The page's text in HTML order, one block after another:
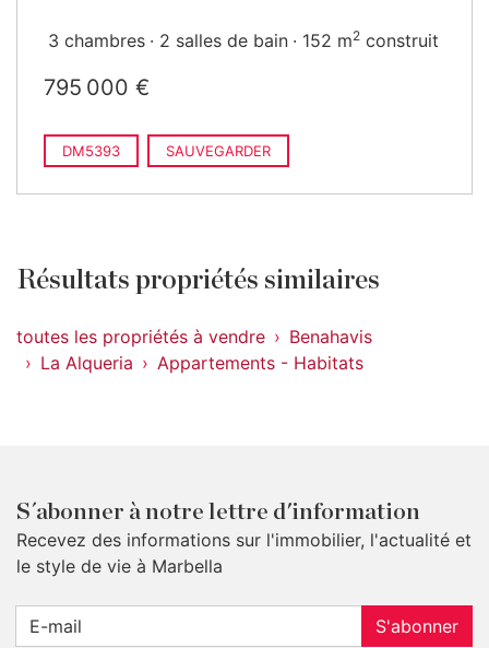
3 chambres 2 salles de bain 152 m2 construit
795 000 €
DM5393 SAUVEGARDER
Résultats propriétés similaires
toutes les propriétés à vendre
Benahavis
La Alqueria
Appartements - Habitats
S´abonner à notre lettre d'information
Recevez des informations sur l'immobilier, l'actualité et
le style de vie à Marbella
S'abonner